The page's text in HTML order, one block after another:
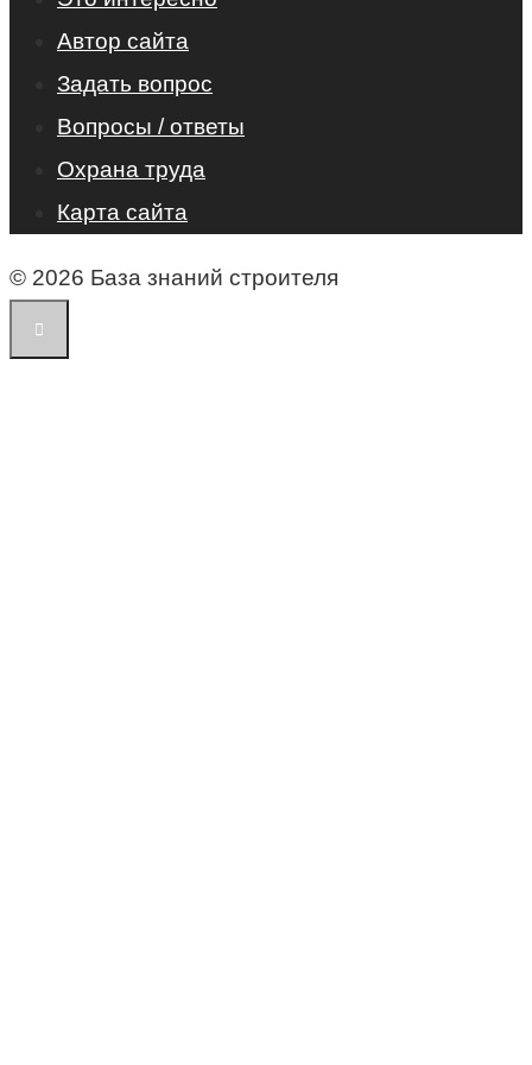
Автор сайта
Задать вопрос
Вопросы / ответы
Охрана труда
Карта сайта
© 2026 База знаний строителя